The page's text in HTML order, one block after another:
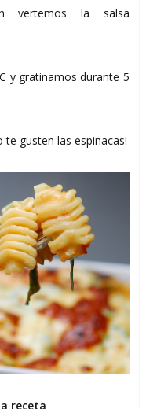
vertemos la salsa
y gratinamos durante 5
te gusten las espinacas!
receta